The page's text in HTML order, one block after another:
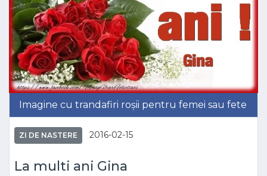
Imagine cu trandafiri roșii pentru femei sau fete
ZI DE NASTERE 2016-02-15
La multi ani Gina